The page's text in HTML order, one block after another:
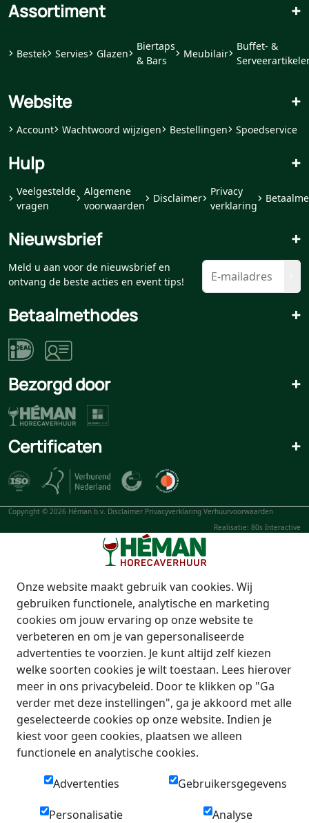
Assortiment +
Bestek Servies Glazen
Biertaps
& Bars
Meubilair
Buffet- &
Website +
Account Wachtwoord wijzigen Bestellingen Spoedservice
Hulp +
Veelgestelde
vragen
Algemene
voorwaarden
Disclaimer
Privacy
verklaring
Nieuwsbrief +
Meld u aan voor de nieuwsbrief en
ontvang de beste acties en event tips!
Betaalmethodes +
Bezorgd door +
Certificaten +
Copyright © 2026 Héman b.v. Disclaimer Privacyverklaring Verhuurvoorwaarden
Realisatie: 80s Interactive
Onze website maakt gebruik van cookies. Wij
gebruiken functionele, analytische en marketing
cookies om jouw ervaring op onze website te
verbeteren en om je van gepersonaliseerde
advertenties te voorzien. Je kunt altijd zelf kiezen
welke soorten cookies je wilt toestaan. Lees hierover
meer in ons privacybeleid. Door te klikken op "Ga
verder met deze instellingen", ga je akkoord met alle
geselecteerde cookies op onze website. Indien je
kiest voor geen cookies, plaatsen we alleen
functionele en analytische cookies.
Advertenties Gebruikersgegevens
Personalisatie Analyse